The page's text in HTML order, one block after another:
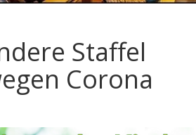
Staffel
Corona